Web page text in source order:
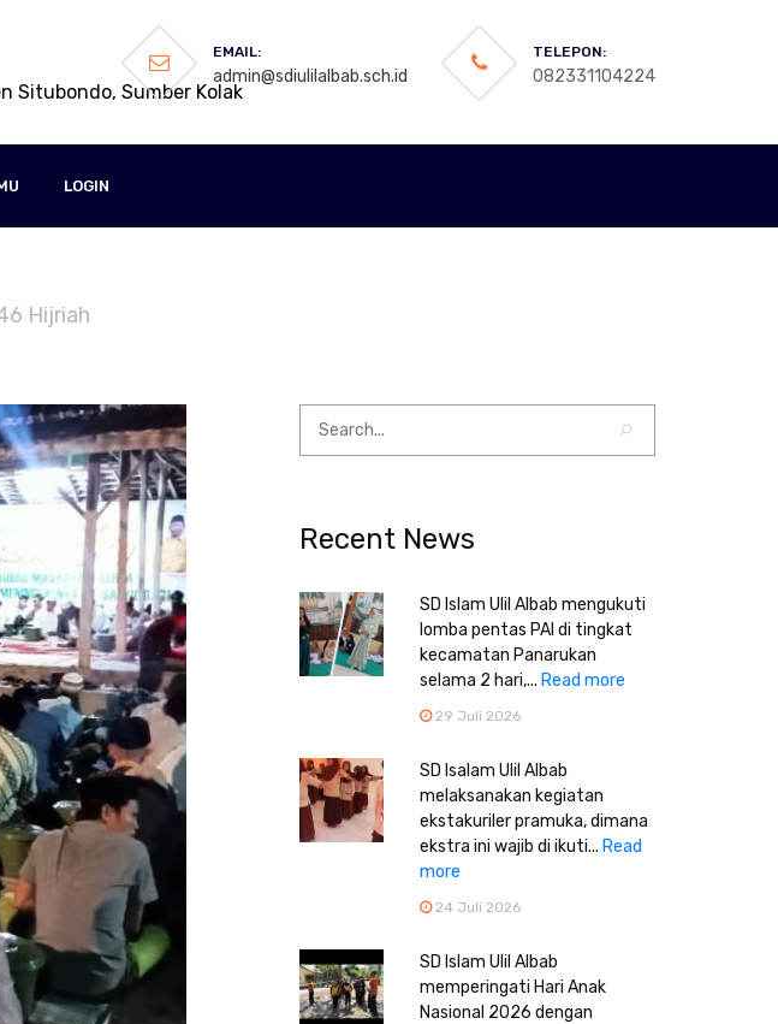
Situbondo, Sumber Kolak
EMAIL:
admin@sdiulilalbab.sch.id
TELEPON:
082331104224
LOGIN
Hijriah
Recent News
SD Islam Ulil Albab mengukuti
lomba pentas PAI di tingkat
kecamatan Panarukan
selama 2 hari,... Read more
29 Juli 2026
SD Isalam Ulil Albab
melaksanakan kegiatan
ekstakuriler pramuka, dimana
ekstra ini wajib di ikuti... Read
more
24 Juli 2026
SD Islam Ulil Albab
memperingati Hari Anak
Nasional 2026 dengan